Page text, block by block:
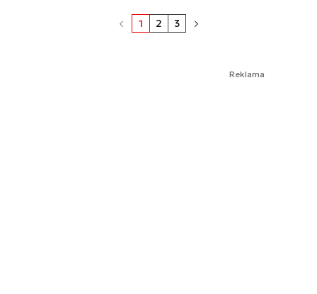
1 2 3
Reklama